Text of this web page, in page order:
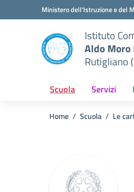
Vai ai contenuti
Vai al menu di navigazioneMinistero dell'Istruzione e del
Istituto
Aldo Moro
Rutigliano
Scuola Servizi
Home Scuola Le